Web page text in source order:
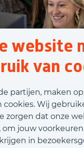
website
van
partijen, maken
cookies. Wij
zorgen dat onze
jouw voorkeuren
in